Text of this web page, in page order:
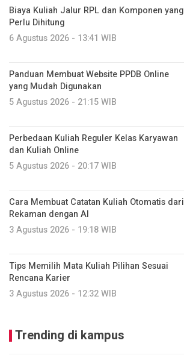
Biaya Kuliah Jalur RPL dan Komponen yang
Perlu Dihitung
6 Agustus 2026 - 13:41 WIB
Panduan Membuat Website PPDB Online
yang Mudah Digunakan
5 Agustus 2026 - 21:15 WIB
Perbedaan Kuliah Reguler Kelas Karyawan
dan Kuliah Online
5 Agustus 2026 - 20:17 WIB
Cara Membuat Catatan Kuliah Otomatis dari
Rekaman dengan AI
3 Agustus 2026 - 19:18 WIB
Tips Memilih Mata Kuliah Pilihan Sesuai
Rencana Karier
3 Agustus 2026 - 12:32 WIB
Trending di kampus